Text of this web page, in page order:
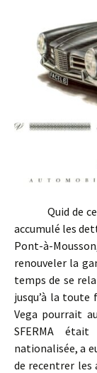
Quid de cette
accumulé les
Pont-à-
renouveler la
temps de se
jusqu’à la toute
Vega pourrait
SFERMA
nationalisée, a
de recentrer les